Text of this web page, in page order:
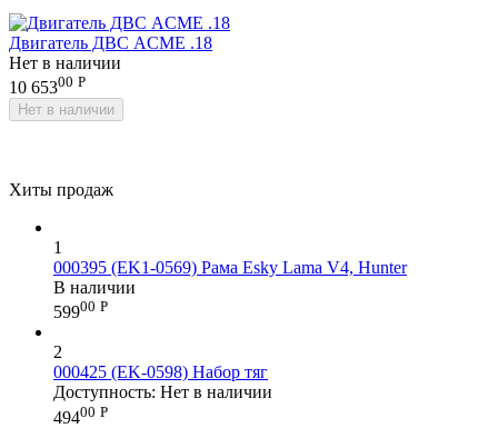
Двигатель ДВС ACME .18
Нет в наличии
10 65300 Р
Нет в наличии
Хиты продаж
1
000395 (EK1-0569) Рама Esky Lama V4, Hunter
В наличии
59900 Р
2
000425 (EK-0598) Набор тяг
Доступность: Нет в наличии
49400 Р